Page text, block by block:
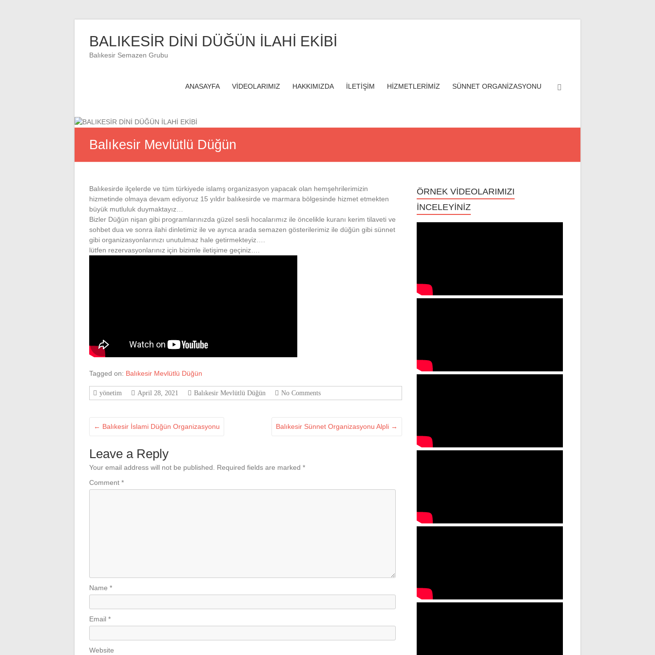
contentBALIKESİR DİNİ DÜĞÜN İLAHİ EKİBİ
Balıkesir Semazen Grubu
ANASAYFA VİDEOLARIMIZ HAKKIMIZDA İLETİŞİM HİZMETLERİMİZ SÜNNET ORGANİZASYONU
Balıkesir Mevlütlü Düğün
Balıkesirde ilçelerde ve tüm türkiyede islamş organizasyon yapacak olan hemşehrilerimizin
hizmetinde olmaya devam ediyoruz 15 yıldır balıkesirde ve marmara bölgesinde hizmet etmekten
büyük mutluluk duymaktayız…
Bizler Düğün nişan gibi programlarınızda güzel sesli hocalarımız ile öncelikle kuranı kerim tilaveti ve
sohbet dua ve sonra ilahi dinletimiz ile ve ayrıca arada semazen gösterilerimiz ile düğün gibi sünnet
gibi organizasyonlarınızı unutulmaz hale getirmekteyiz….
lütfen rezervasyonlarınız için bizimle iletişime geçiniz….
Tagged on: Balıkesir Mevlütlü Düğün
yönetim April 28, 2021 Balıkesir Mevlütlü Düğün No Comments
← Balıkesir İslami Düğün Organizasyonu Balıkesir Sünnet Organizasyonu Alpli →
Leave a Reply
Your email address will not be published. Required fields are marked *
Comment *
Name *
Email *
Website
ÖRNEK VİDEOLARIMIZI
İNCELEYİNİZ